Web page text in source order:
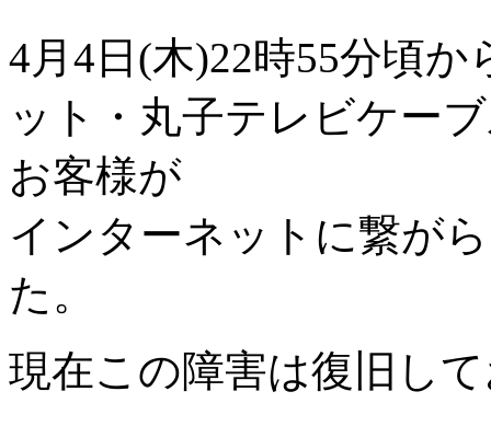
4月4日(木)22時55分頃
ット・丸子テレビケー
お客様が
インターネットに繋が
た。
現在この障害は復旧し